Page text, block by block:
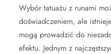
Wybór tatuażu z runami
doświadczeniem, ale
mogą prowadzić do
efektu. Jednym z